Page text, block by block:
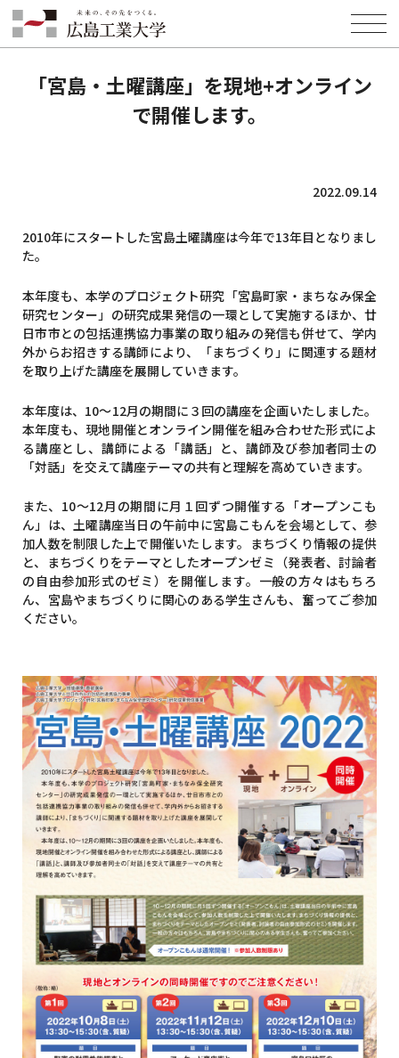
HOME INFORMATION
「宮島・土曜講座」を現地+オンラインで開催します。
「宮島・土曜講座」を現地+オンライン
で開催します。
2022.09.14
2010年にスタートした宮島土曜講座は今年で13年目となりまし
た。
本年度も、本学のプロジェクト研究「宮島町家・まちなみ保全
研究センター」の研究成果発信の一環として実施するほか、廿
日市市との包括連携協力事業の取り組みの発信も併せて、学内
外からお招きする講師により、「まちづくり」に関連する題材
を取り上げた講座を展開していきます。
本年度は、10～12月の期間に３回の講座を企画いたしました。
本年度も、現地開催とオンライン開催を組み合わせた形式によ
る講座とし、講師による「講話」と、講師及び参加者同士の
「対話」を交えて講座テーマの共有と理解を高めていきます。
また、10～12月の期間に月１回ずつ開催する「オープンこも
ん」は、土曜講座当日の午前中に宮島こもんを会場として、参
加人数を制限した上で開催いたします。まちづくり情報の提供
と、まちづくりをテーマとしたオープンゼミ（発表者、討論者
の自由参加形式のゼミ）を開催します。一般の方々はもちろ
ん、宮島やまちづくりに関心のある学生さんも、奮ってご参加
ください。